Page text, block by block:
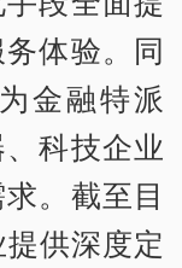
体验。同
金融特派
科技企业
。截至目
供深度定